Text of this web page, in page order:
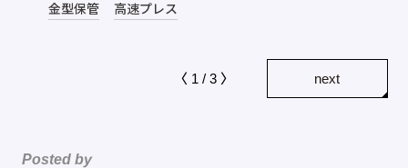
金型保管 高速プレス
〈 1 / 3 〉 next
Posted by